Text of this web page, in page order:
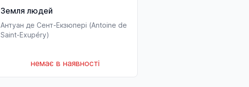
Земля людей
Антуан де Сент-Екзюпері (Antoine de
Saint-Exupéry)
немає в наявності